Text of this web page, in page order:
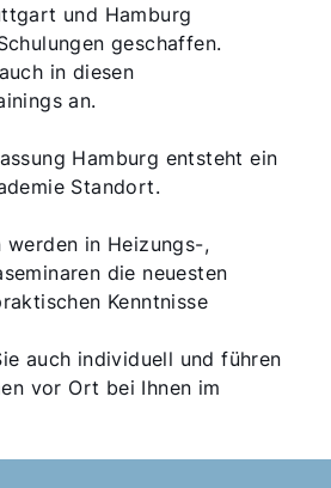
und Hamburg
geschaffen.
in diesen
an.
Hamburg entsteht ein
Standort.
in Heizungs-,
die neuesten
Kenntnisse
auch individuell und führen
vor Ort bei Ihnen im